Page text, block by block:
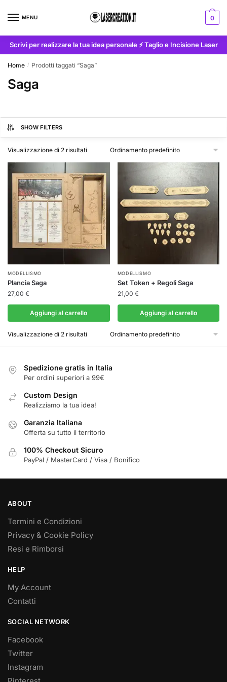
MENU 0
Scrivi per realizzare la tua idea personale ⚡ Taglio e Incisione Laser
Home / Prodotti taggati “Saga”
Saga
SHOW FILTERS
Visualizzazione di 2 risultati
MODELLISMO
Plancia Saga
27,00 €
Aggiungi al carrello
MODELLISMO
Set Token + Regoli Saga
21,00 €
Aggiungi al carrello
Visualizzazione di 2 risultati
Spedizione gratis in Italia
Per ordini superiori a 99€
Custom Design
Realizziamo la tua idea!
Garanzia Italiana
Offerta su tutto il territorio
100% Checkout Sicuro
PayPal / MasterCard / Visa / Bonifico
ABOUT
Termini e Condizioni
Privacy & Cookie Policy
Resi e Rimborsi
HELP
My Account
Contatti
SOCIAL NETWORK
Facebook
Twitter
Instagram